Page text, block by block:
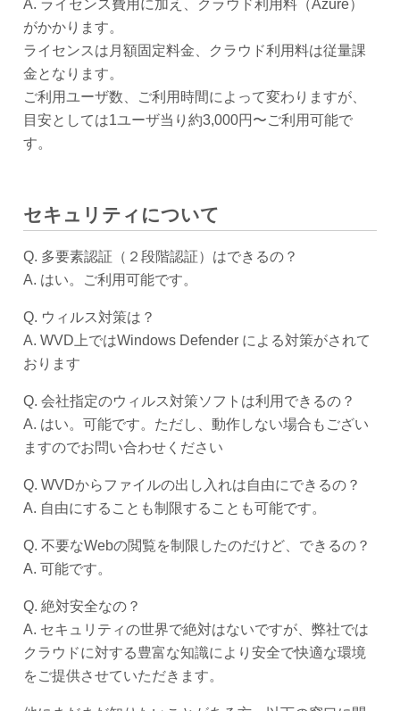
A. ライセンス費用に加え、クラウド利用料（Azure）
がかかります。
ライセンスは月額固定料金、クラウド利用料は従量課
金となります。
ご利用ユーザ数、ご利用時間によって変わりますが、
目安としては1ユーザ当り約3,000円〜ご利用可能で
す。
セキュリティについて
Q. 多要素認証（２段階認証）はできるの？
A. はい。ご利用可能です。
Q. ウィルス対策は？
A. WVD上ではWindows Defender による対策がされて
おります
Q. 会社指定のウィルス対策ソフトは利用できるの？
A. はい。可能です。ただし、動作しない場合もござい
ますのでお問い合わせください
Q. WVDからファイルの出し入れは自由にできるの？
A. 自由にすることも制限することも可能です。
Q. 不要なWebの閲覧を制限したのだけど、できるの？
A. 可能です。
Q. 絶対安全なの？
A. セキュリティの世界で絶対はないですが、弊社では
クラウドに対する豊富な知識により安全で快適な環境
をご提供させていただきます。